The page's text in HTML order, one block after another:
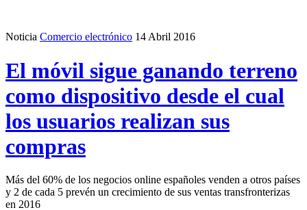
Noticia Comercio electrónico 14 Abril 2016
El móvil sigue ganando terreno
como dispositivo desde el cual
los usuarios realizan sus
compras
Más del 60% de los negocios online españoles venden a otros países
y 2 de cada 5 prevén un crecimiento de sus ventas transfronterizas
en 2016